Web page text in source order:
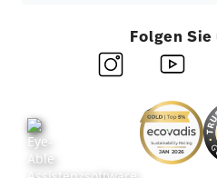
Folgen Sie
Abonnieren Sie unseren